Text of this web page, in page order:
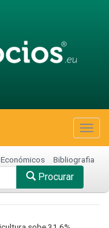
Bibliografia
Procurar